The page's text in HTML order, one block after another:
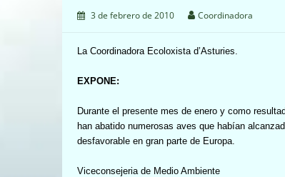
3 de febrero de 2010 Coordinadora
La Coordinadora Ecoloxista d’Asturies.
EXPONE:
Durante el presente mes de enero y como
han abatido numerosas aves que habían
desfavorable en gran parte de Europa.
Viceconsejeria de Medio Ambiente